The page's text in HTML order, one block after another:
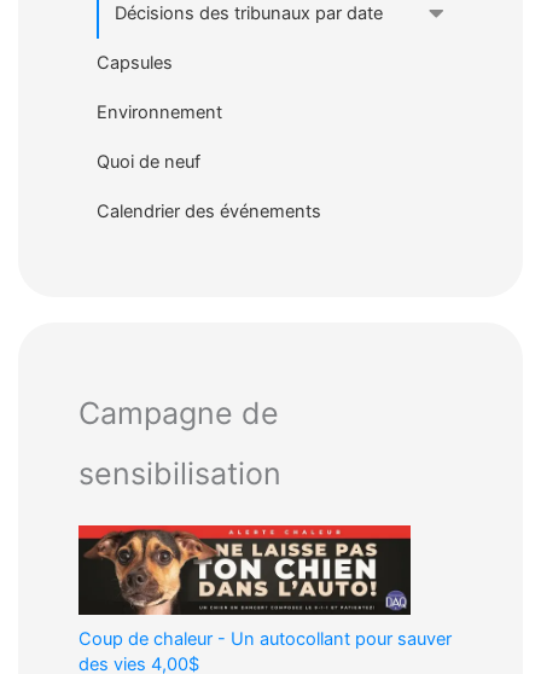
Décisions des tribunaux par date
Capsules
Environnement
Quoi de neuf
Calendrier des événements
Campagne de
sensibilisation
Coup de chaleur - Un autocollant pour sauver
des vies 4,00$